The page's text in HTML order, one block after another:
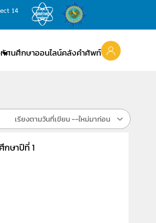
14
ทัศนศึกษาออนไลน์คลังคำศัพท์
เรียงตามวันที่เขียน --ใหม่มาก่อน
กษาปีที่ 1